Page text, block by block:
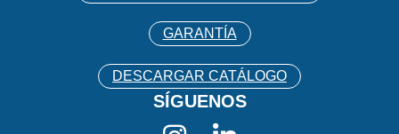
GARANTÍA
DESCARGAR CATÁLOGO
SÍGUENOS